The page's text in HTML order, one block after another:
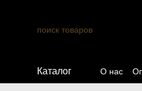
Каталог О нас